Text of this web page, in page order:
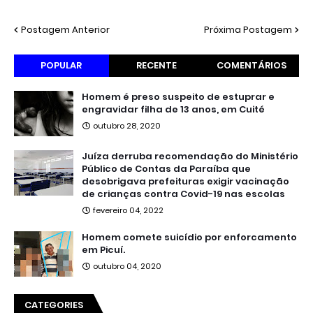
Postagem Anterior Próxima Postagem
POPULAR RECENTE COMENTÁRIOS
Homem é preso suspeito de estuprar e
engravidar filha de 13 anos, em Cuité
outubro 28, 2020
Juíza derruba recomendação do Ministério
Público de Contas da Paraíba que
desobrigava prefeituras exigir vacinação
de crianças contra Covid-19 nas escolas
fevereiro 04, 2022
Homem comete suicídio por enforcamento
em Picuí.
outubro 04, 2020
CATEGORIES